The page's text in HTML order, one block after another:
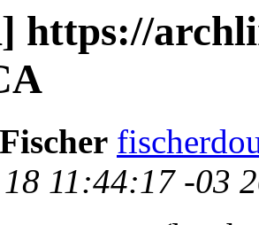
https://
11:44:17 -03